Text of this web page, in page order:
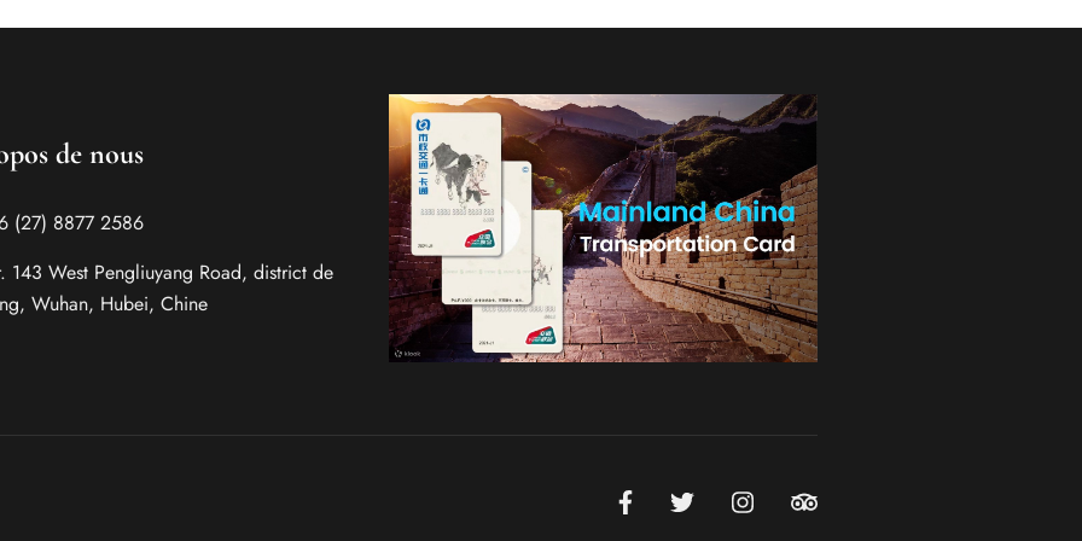
de nous
(27) 8877 2586
143 West Pengliuyang Road, district de
Wuhan, Hubei, Chine